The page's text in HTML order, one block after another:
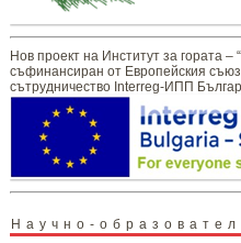
Нов проект на Институт за гората –
съфинансиран от Европейския
сътрудничество Interreg-ИПП
Научно-